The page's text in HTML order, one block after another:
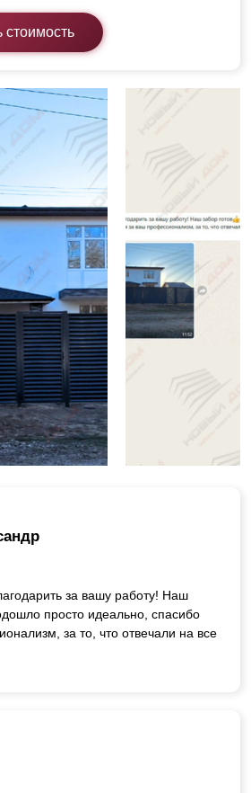
за вашу работу! Наш
просто идеально, спасибо
за то, что отвечали на все
стоимость